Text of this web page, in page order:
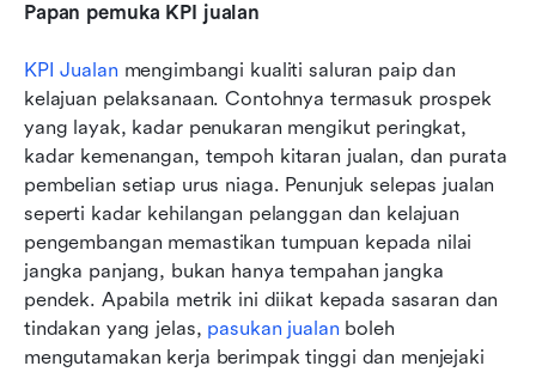
Papan pemuka KPI jualan
KPI Jualan mengimbangi kualiti saluran paip dan
kelajuan pelaksanaan. Contohnya termasuk prospek
yang layak, kadar penukaran mengikut peringkat,
kadar kemenangan, tempoh kitaran jualan, dan purata
pembelian setiap urus niaga. Penunjuk selepas jualan
seperti kadar kehilangan pelanggan dan kelajuan
pengembangan memastikan tumpuan kepada nilai
jangka panjang, bukan hanya tempahan jangka
pendek. Apabila metrik ini diikat kepada sasaran dan
tindakan yang jelas, pasukan jualan boleh
mengutamakan kerja berimpak tinggi dan menjejaki